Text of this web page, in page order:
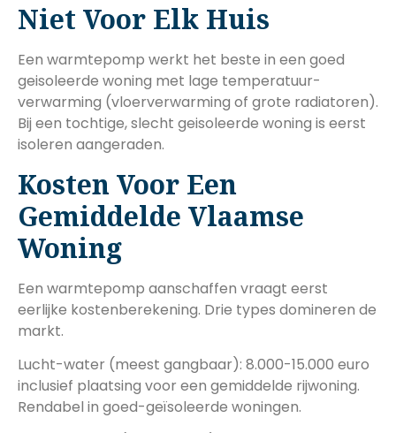
Niet Voor Elk Huis
Een warmtepomp werkt het beste in een goed
geisoleerde woning met lage temperatuur-
verwarming (vloerverwarming of grote radiatoren).
Bij een tochtige, slecht geisoleerde woning is eerst
isoleren aangeraden.
Kosten Voor Een
Gemiddelde Vlaamse
Woning
Een warmtepomp aanschaffen vraagt eerst
eerlijke kostenberekening. Drie types domineren de
markt.
Lucht-water (meest gangbaar): 8.000-15.000 euro
inclusief plaatsing voor een gemiddelde rijwoning.
Rendabel in goed-geïsoleerde woningen.